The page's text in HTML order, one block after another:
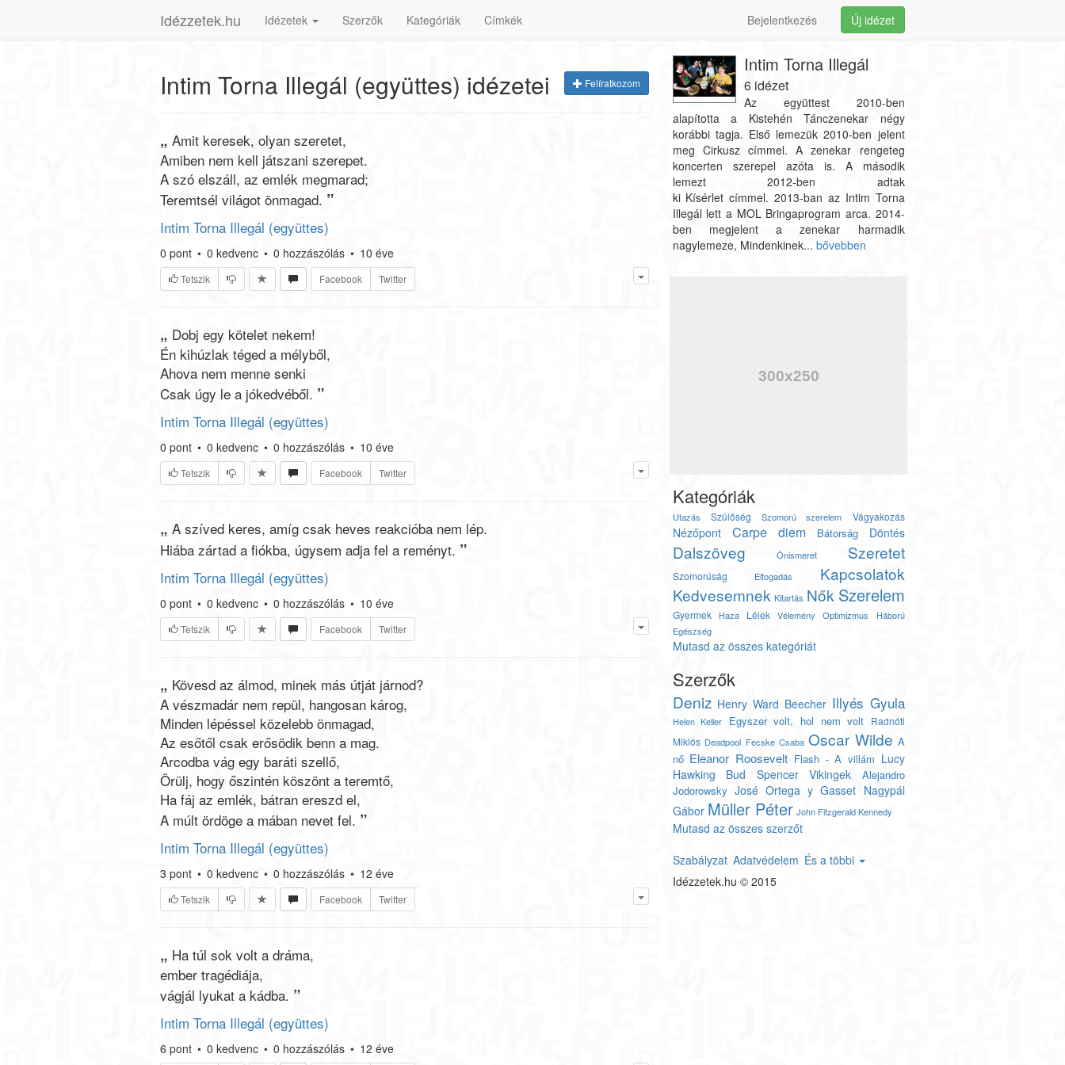
Idézzetek.hu Idézetek Szerzők Kategóriák Címkék Új idézet
Bejelentkezés
Felíratkozom
Intim Torna Illegál (együttes) idézetei
„ Amit keresek, olyan szeretet,
Amiben nem kell játszani szerepet.
A szó elszáll, az emlék megmarad;
Teremtsél világot önmagad. ”
Intim Torna Illegál (együttes)
0 pont • 0 kedvenc • 0 hozzászólás • 10 éve
Tetszik Facebook Twitter
„ Dobj egy kötelet nekem!
Én kihúzlak téged a mélyből,
Ahova nem menne senki
Csak úgy le a jókedvéből. ”
Intim Torna Illegál (együttes)
0 pont • 0 kedvenc • 0 hozzászólás • 10 éve
Tetszik Facebook Twitter
„ A szíved keres, amíg csak heves reakcióba nem lép.
Hiába zártad a fiókba, úgysem adja fel a reményt. ”
Intim Torna Illegál (együttes)
0 pont • 0 kedvenc • 0 hozzászólás • 10 éve
Tetszik Facebook Twitter
„ Kövesd az álmod, minek más útját járnod?
A vészmadár nem repül, hangosan károg,
Minden lépéssel közelebb önmagad,
Az esőtől csak erősödik benn a mag.
Arcodba vág egy baráti szellő,
Örülj, hogy őszintén köszönt a teremtő,
Ha fáj az emlék, bátran ereszd el,
A múlt ördöge a mában nevet fel. ”
Intim Torna Illegál (együttes)
3 pont • 0 kedvenc • 0 hozzászólás • 12 éve
Tetszik Facebook Twitter
„ Ha túl sok volt a dráma,
ember tragédiája,
vágjál lyukat a kádba. ”
Intim Torna Illegál (együttes)
6 pont • 0 kedvenc • 0 hozzászólás • 12 éve
Intim Torna Illegál
6 idézet
Az együttest 2010-ben
alapította a Kistehén Tánczenekar négy
korábbi tagja. Első lemezük 2010-ben jelent
meg Cirkusz címmel. A zenekar rengeteg
koncerten szerepel azóta is. A második
lemezt 2012-ben adtak
ki Kísérlet címmel. 2013-ban az Intim Torna
Illegál lett a MOL Bringaprogram arca. 2014-
ben megjelent a zenekar harmadik
nagylemeze, Mindenkinek... bővebben
Kategóriák
Utazás Szülőség Szomorú szerelem Vágyakozás
Nézőpont Carpe diem Bátorság Döntés
Dalszöveg Önismeret Szeretet
Szomorúság Elfogadás
Kapcsolatok
Kedvesemnek Kitartás Nők Szerelem
Gyermek Haza Lélek Vélemény Optimizmus
Háború
Egészség
Mutasd az összes kategóriát
Szerzők
Deniz Henry Ward Beecher Illyés Gyula
Helen Keller Egyszer volt, hol nem volt Radnóti
Miklós Deadpool Fecske Csaba Oscar Wilde A
nő Eleanor Roosevelt Flash - A villám Lucy
Hawking
Bud Spencer Vikingek
Alejandro
Jodorowsky José Ortega y Gasset Nagypál
Gábor Müller Péter John Fitzgerald Kennedy
Mutasd az összes szerzőt
Szabályzat Adatvédelem És a többi
Idézzetek.hu © 2015